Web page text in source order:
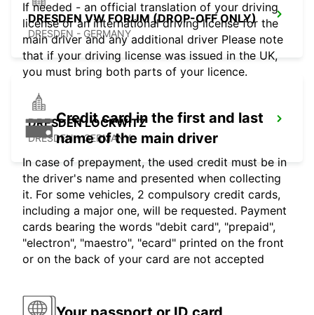
DRESDEN VW FORUM (DROP-OFF ONLY)
DRESDEN - GERMANY
DRESDEN LOCKWITZ
DRESDEN - GERMANY
If needed - an official translation of your driving
license or an international driving license for the
main driver and any additional driver Please note
that if your driving license was issued in the UK,
you must bring both parts of your licence.
Credit card in the first and last
name of the main driver
In case of prepayment, the used credit must be in
the driver's name and presented when collecting
it. For some vehicles, 2 compulsory credit cards,
including a major one, will be requested. Payment
cards bearing the words "debit card", "prepaid",
"electron", "maestro", "ecard" printed on the front
or on the back of your card are not accepted